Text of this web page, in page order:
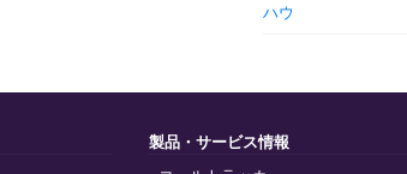
ハウ
製品・サービス情報